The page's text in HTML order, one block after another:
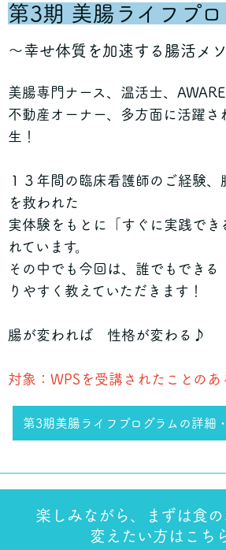
第3期 美腸ライフプロ
〜幸せ体質を加速する腸活メ
美腸専門ナース、温活士、
不動産オーナー、多方面に活躍さ
生！
１３年間の臨床看護師のご経験、
を救われた
実体験をもとに「すぐに実践でき
れています。
その中でも今回は、誰でもできる
りやすく教えていただきます！
腸が変われば 性格が変わる♪
対象：WPSを受講されたことのあ
第3期美腸ライフプログラムの詳細
楽しみながら、まずは食
変えたい方はこち